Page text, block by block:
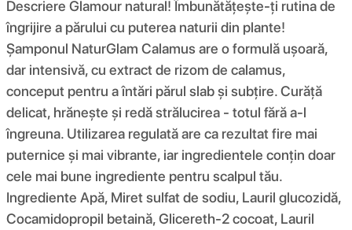
Descriere Glamour natural! Îmbunătățește-ți rutina de
îngrijire a părului cu puterea naturii din plante!
Șamponul NaturGlam Calamus are o formulă ușoară,
dar intensivă, cu extract de rizom de calamus,
conceput pentru a întări părul slab și subțire. Curăță
delicat, hrănește și redă strălucirea - totul fără a-l
îngreuna. Utilizarea regulată are ca rezultat fire mai
puternice și mai vibrante, iar ingredientele conțin doar
cele mai bune ingrediente pentru scalpul tău.
Ingrediente Apă, Miret sulfat de sodiu, Lauril glucozidă,
Cocamidopropil betaină, Glicereth-2 cocoat, Lauril